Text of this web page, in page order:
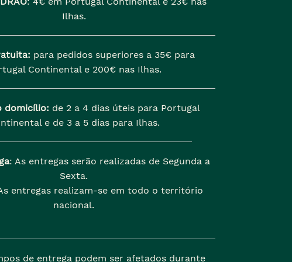
Ilhas.
para pedidos superiores a 35€ para
Continental e 200€ nas Ilhas.
domicílio: de 2 a 4 dias úteis para Portugal
e de 3 a 5 dias para Ilhas.
: As entregas serão realizadas de Segunda a
Sexta.
entregas realizam-se em todo o território
nacional.
de entrega podem ser afetados durante